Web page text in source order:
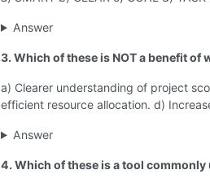
Answer
3. Which of these is NOT a benefit of
a) Clearer understanding of project
efficient resource allocation. d)
Answer
4. Which of these is a tool